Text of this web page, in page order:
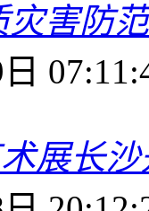
害防
展长